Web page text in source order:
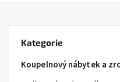
Kategorie
Koupelnový nábytek a